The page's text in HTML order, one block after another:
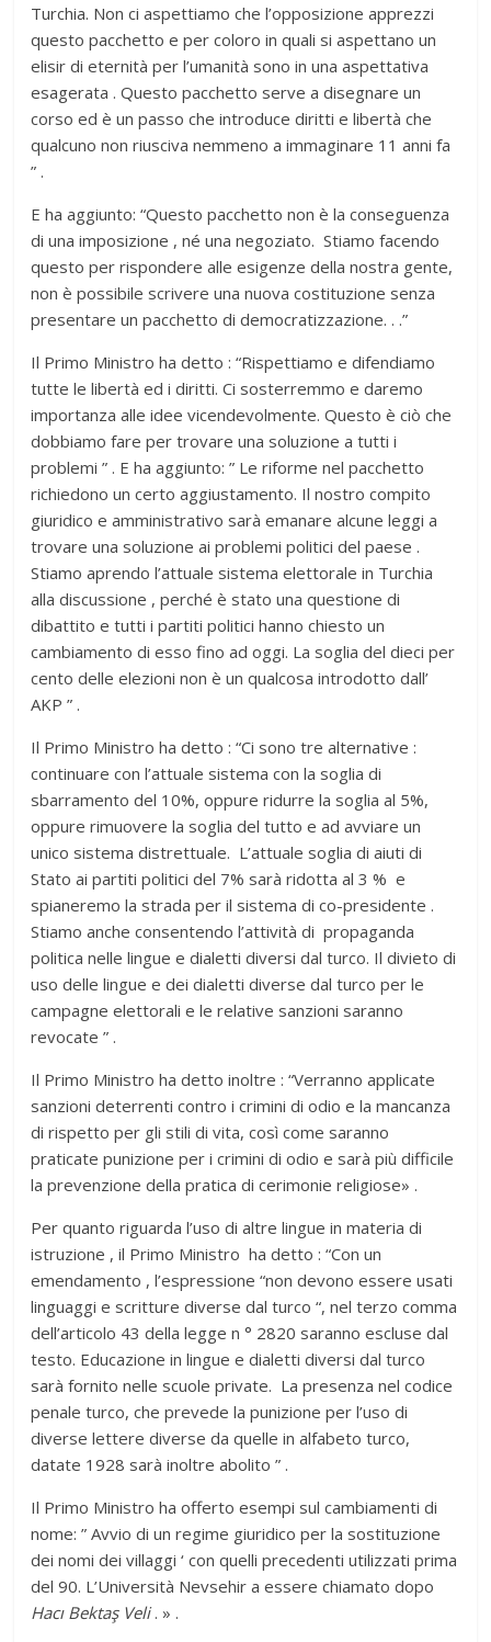
Turchia. Non ci aspettiamo che l’opposizione apprezzi
questo pacchetto e per coloro in quali si aspettano un
elisir di eternità per l’umanità sono in una aspettativa
esagerata . Questo pacchetto serve a disegnare un
corso ed è un passo che introduce diritti e libertà che
qualcuno non riusciva nemmeno a immaginare 11 anni fa
” .
E ha aggiunto: “Questo pacchetto non è la conseguenza
di una imposizione , né una negoziato. Stiamo facendo
questo per rispondere alle esigenze della nostra gente,
non è possibile scrivere una nuova costituzione senza
presentare un pacchetto di democratizzazione. . .”
Il Primo Ministro ha detto : “Rispettiamo e difendiamo
tutte le libertà ed i diritti. Ci sosterremmo e daremo
importanza alle idee vicendevolmente. Questo è ciò che
dobbiamo fare per trovare una soluzione a tutti i
problemi ” . E ha aggiunto: ” Le riforme nel pacchetto
richiedono un certo aggiustamento. Il nostro compito
giuridico e amministrativo sarà emanare alcune leggi a
trovare una soluzione ai problemi politici del paese .
Stiamo aprendo l’attuale sistema elettorale in Turchia
alla discussione , perché è stato una questione di
dibattito e tutti i partiti politici hanno chiesto un
cambiamento di esso fino ad oggi. La soglia del dieci per
cento delle elezioni non è un qualcosa introdotto dall’
AKP ” .
Il Primo Ministro ha detto : “Ci sono tre alternative :
continuare con l’attuale sistema con la soglia di
sbarramento del 10%, oppure ridurre la soglia al 5%,
oppure rimuovere la soglia del tutto e ad avviare un
unico sistema distrettuale. L’attuale soglia di aiuti di
Stato ai partiti politici del 7% sarà ridotta al 3 % e
spianeremo la strada per il sistema di co-presidente .
Stiamo anche consentendo l’attività di propaganda
politica nelle lingue e dialetti diversi dal turco. Il divieto di
uso delle lingue e dei dialetti diverse dal turco per le
campagne elettorali e le relative sanzioni saranno
revocate ” .
Il Primo Ministro ha detto inoltre : “Verranno applicate
sanzioni deterrenti contro i crimini di odio e la mancanza
di rispetto per gli stili di vita, così come saranno
praticate punizione per i crimini di odio e sarà più difficile
la prevenzione della pratica di cerimonie religiose» .
Per quanto riguarda l’uso di altre lingue in materia di
istruzione , il Primo Ministro ha detto : “Con un
emendamento , l’espressione “non devono essere usati
linguaggi e scritture diverse dal turco “, nel terzo comma
dell’articolo 43 della legge n ° 2820 saranno escluse dal
testo. Educazione in lingue e dialetti diversi dal turco
sarà fornito nelle scuole private. La presenza nel codice
penale turco, che prevede la punizione per l’uso di
diverse lettere diverse da quelle in alfabeto turco,
datate 1928 sarà inoltre abolito ” .
Il Primo Ministro ha offerto esempi sul cambiamenti di
nome: ” Avvio di un regime giuridico per la sostituzione
dei nomi dei villaggi ‘ con quelli precedenti utilizzati prima
del 90. L’Università Nevsehir a essere chiamato dopo
Hacı Bektaş Veli. » .